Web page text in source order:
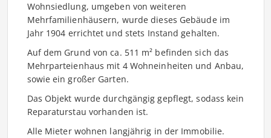
Wohnsiedlung, umgeben von weiteren
Mehrfamilienhäusern, wurde dieses Gebäude im
Jahr 1904 errichtet und stets Instand gehalten.
Auf dem Grund von ca. 511 m² befinden sich das
Mehrparteienhaus mit 4 Wohneinheiten und Anbau,
sowie ein großer Garten.
Das Objekt wurde durchgängig gepflegt, sodass kein
Reparaturstau vorhanden ist.
Alle Mieter wohnen langjährig in der Immobilie.